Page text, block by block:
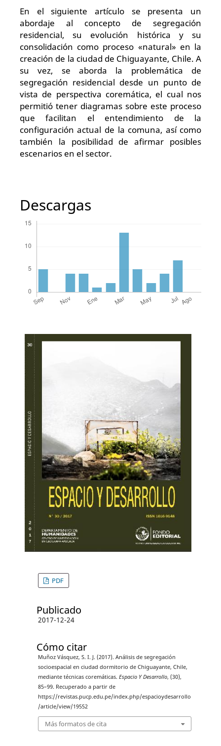
En el siguiente artículo se presenta un
abordaje al concepto de segregación
residencial, su evolución histórica y su
consolidación como proceso «natural» en la
creación de la ciudad de Chiguayante, Chile. A
su vez, se aborda la problemática de
segregación residencial desde un punto de
vista de perspectiva coremática, el cual nos
permitió tener diagramas sobre este proceso
que facilitan el entendimiento de la
configuración actual de la comuna, así como
también la posibilidad de afirmar posibles
escenarios en el sector.
Descargas
PDF
Publicado
2017-12-24
Cómo citar
Muñoz Vásquez, S. I. J. (2017). Análisis de segregación
socioespacial en ciudad dormitorio de Chiguayante, Chile,
mediante técnicas coremáticas. Espacio Y Desarrollo, (30),
85–99. Recuperado a partir de
https://revistas.pucp.edu.pe/index.php/espacioydesarrollo
/article/view/19552
Más formatos de cita